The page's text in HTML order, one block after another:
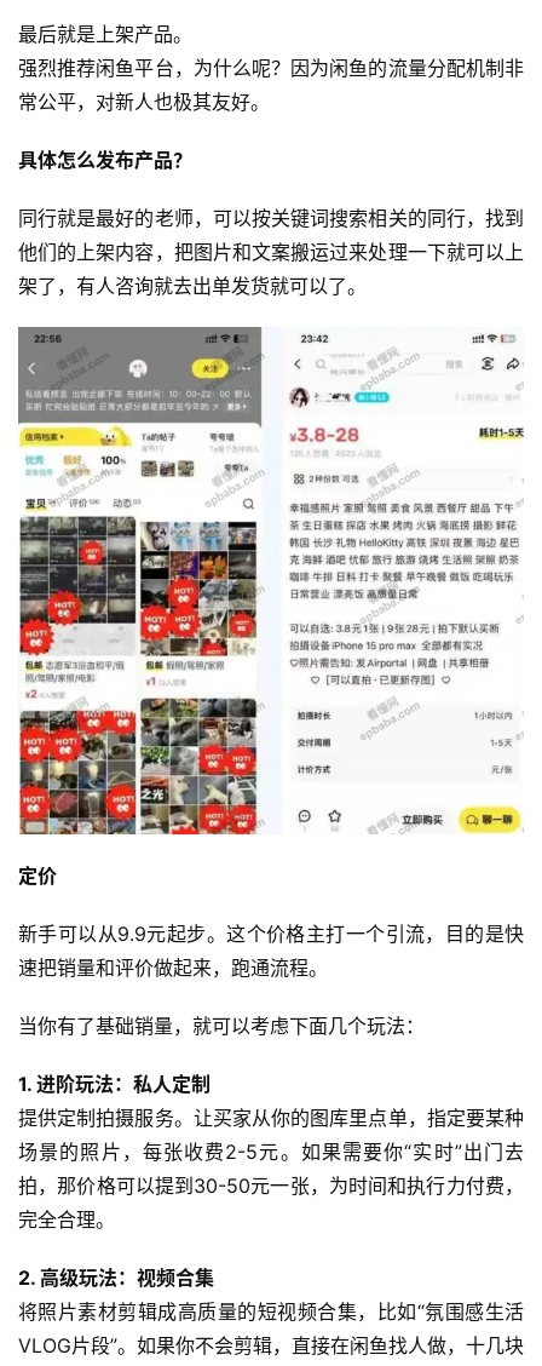
运
产
品
最后就是上架产品。
强烈推荐闲鱼平台，为什么呢？因为闲鱼的流量分配机制非
常公平，对新人也极其友好。
具体怎么发布产品？
同行就是最好的老师，可以按关键词搜索相关的同行，找到
他们的上架内容，把图片和文案搬运过来处理一下就可以上
架了，有人咨询就去出单发货就可以了。
定价
新手可以从9.9元起步。这个价格主打一个引流，目的是快
速把销量和评价做起来，跑通流程。
当你有了基础销量，就可以考虑下面几个玩法：
1. 进阶玩法：私人定制
提供定制拍摄服务。让买家从你的图库里点单，指定要某种
场景的照片，每张收费2-5元。如果需要你“实时”出门去
拍，那价格可以提到30-50元一张，为时间和执行力付费，
完全合理。
2. 高级玩法：视频合集
将照片素材剪辑成高质量的短视频合集，比如“氛围感生活
VLOG片段”。如果你不会剪辑，直接在闲鱼找人做，十几块